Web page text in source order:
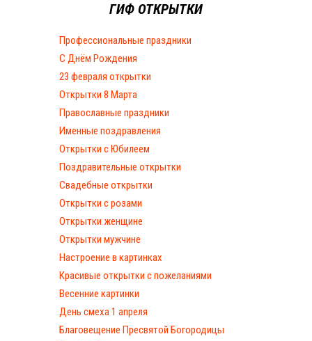
ГИФ ОТКРЫТКИ
Профессиональные праздники
С Днём Рождения
23 февраля открытки
Открытки 8 Марта
Православные праздники
Именные поздравления
Открытки с Юбилеем
Поздравительные открытки
Свадебные открытки
Открытки с розами
Открытки женщине
Открытки мужчине
Настроение в картинках
Красивые открытки с пожеланиями
Весенние картинки
День смеха 1 апреля
Благовещение Пресвятой Богородицы